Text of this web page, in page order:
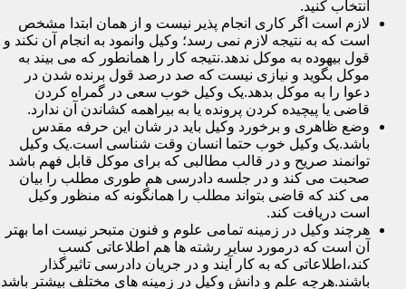
انتخاب کنید.
لازم است اگر کاری انجام پذیر نیست و از همان ابتدا مشخص
است که به نتیجه لازم نمی رسد؛ وکیل وانمود به انجام آن نکند و
قول بیهوده به موکل ندهد.نتیجه کار را همانطور که می بیند به
موکل بگوید و نیازی نیست که صد درصد قول برنده شدن در
دعوا را به موکل بدهد.یک وکیل خوب سعی در گمراه کردن
قاضی یا پیچیده کردن پرونده یا به بیراهمه کشاندن آن ندارد.
وضع ظاهری و برخورد وکیل باید در شان این حرفه مقدس
باشد.یک وکیل خوب حتما انسان وقت شناسی است.یک وکیل
توانمند صریح و در قالب مطالبی که برای موکل قابل فهم باشد
صحبت می کند و در جلسه دادرسی هم طوری مطلب را بیان
می کند که قاضی بتواند مطلب را همانگونه که منظور وکیل
است دریافت کند.
هرچند وکیل در زمینه تمامی علوم و فنون متبحر نیست اما بهتر
آن است که درمورد سایر رشته ها هم اطلاعاتی کسب
کند،اطلاعاتی که به کار آیند و در جریان دادرسی تاثیرگذار
باشند.هرچه علم و دانش وکیل در زمینه های مختلف بیشتر باشد